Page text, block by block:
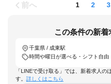
前へ 1 2 3
この条件の新
千葉県 / 成東駅
時間や曜日が選べる・シフト自由
「LINEで受け取る」では、新着求人の
す。 詳しくはこちら